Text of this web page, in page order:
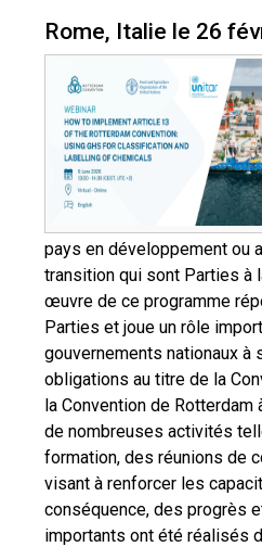
Rome, Italie le 26
pays en développement ou
transition qui sont Parties à
œuvre de ce programme
Parties et joue un rôle
gouvernements nationaux à
obligations au titre de la
la Convention de Rotterdam
de nombreuses activités
formation, des réunions de
visant à renforcer les
conséquence, des progrès
importants ont été réalisés